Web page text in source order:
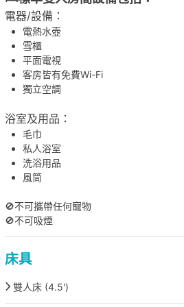
電器/設備：
電熱水壺
雪櫃
平面電視
客房皆有免費Wi-Fi
獨立空調
浴室及用品：
毛巾
私人浴室
洗浴用品
風筒
🚫不可攜帶任何寵物
🚫不可吸煙
床具
雙人床 (4.5')